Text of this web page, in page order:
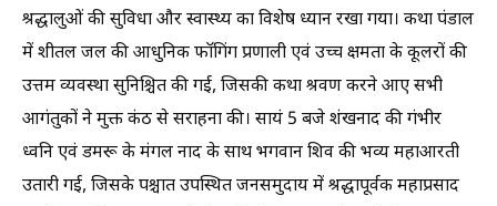
श्रद्धालुओं की सुविधा और स्वास्थ्य का विशेष ध्यान रखा गया। कथा पंडाल
में शीतल जल की आधुनिक फॉगिंग प्रणाली एवं उच्च क्षमता के कूलरों की
उत्तम व्यवस्था सुनिश्चित की गई, जिसकी कथा श्रवण करने आए सभी
आगंतुकों ने मुक्त कंठ से सराहना की। सायं 5 बजे शंखनाद की गंभीर
ध्वनि एवं डमरू के मंगल नाद के साथ भगवान शिव की भव्य महाआरती
उतारी गई, जिसके पश्चात उपस्थित जनसमुदाय में श्रद्धापूर्वक महाप्रसाद